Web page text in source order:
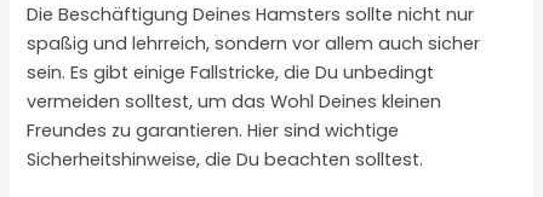
Die Beschäftigung Deines Hamsters sollte nicht nur
spaßig und lehrreich, sondern vor allem auch sicher
sein. Es gibt einige Fallstricke, die Du unbedingt
vermeiden solltest, um das Wohl Deines kleinen
Freundes zu garantieren. Hier sind wichtige
Sicherheitshinweise, die Du beachten solltest.